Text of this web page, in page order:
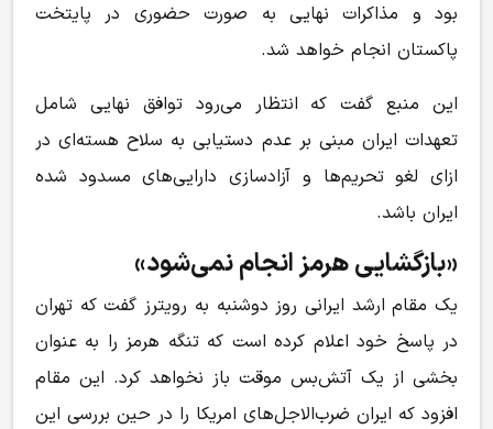
بود و مذاکرات نهایی به صورت حضوری در پایتخت
پاکستان انجام خواهد شد.
این منبع گفت که انتظار می‌رود توافق نهایی شامل
تعهدات ایران مبنی بر عدم دستیابی به سلاح هسته‌ای در
ازای لغو تحریم‌ها و آزادسازی دارایی‌های مسدود شده
ایران باشد.
«بازگشایی هرمز انجام نمی‌شود»
یک مقام ارشد ایرانی روز دوشنبه به رویترز گفت که تهران
در پاسخ خود اعلام کرده است که تنگه هرمز را به عنوان
بخشی از یک آتش‌بس موقت باز نخواهد کرد. این مقام
افزود که ایران ضرب‌الاجل‌های امریکا را در حین بررسی این